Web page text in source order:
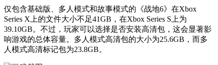
仅包含基础版、多人模式和故事模式的《战地6》在Xbox
Series X上的文件大小不足41GB，在Xbox Series S上为
39.10GB。不过，玩家可以选择是否安装高清包，这会显著影
响游戏的总体容量。多人模式高清包的大小为25.6GB，而多
人模式高清标记包为23.8GB。